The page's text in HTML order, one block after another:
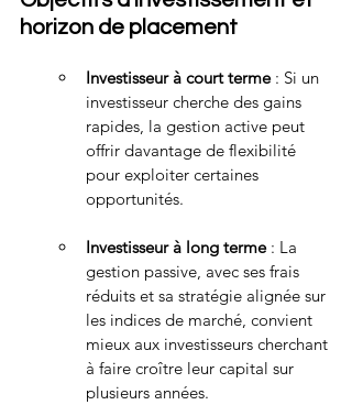
horizon de placement
Investisseur à court terme : Si un
investisseur cherche des gains
rapides, la gestion active peut
offrir davantage de flexibilité
pour exploiter certaines
opportunités.
Investisseur à long terme : La
gestion passive, avec ses frais
réduits et sa stratégie alignée sur
les indices de marché, convient
mieux aux investisseurs cherchant
à faire croître leur capital sur
plusieurs années.